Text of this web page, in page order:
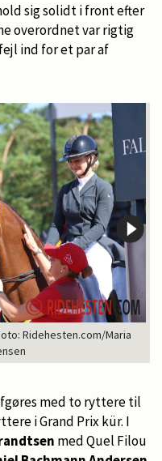
sig solidt i front efter
overordnet var rigtig
ind for et par af
Ridehesten.com/Maria
med to ryttere til
i Grand Prix kür. I
med Quel Filou